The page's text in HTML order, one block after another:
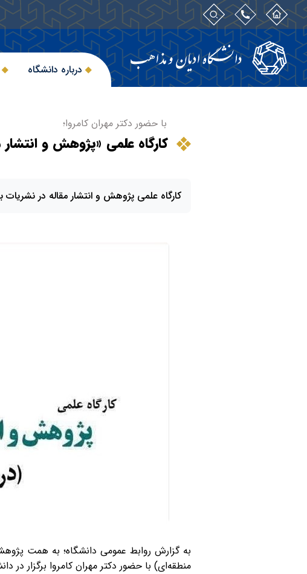
درباره دانشگاه
با حضور دکتر مهران کامروا؛
کارگاه علمی «پژوهش و انتشار
کارگاه علمی پژوهش و انتشار مقاله در
به گزارش روابط عمومی دانشگاه؛ به همت
منطقه‌ای) با حضور دکتر مهران کامروا برگزار در